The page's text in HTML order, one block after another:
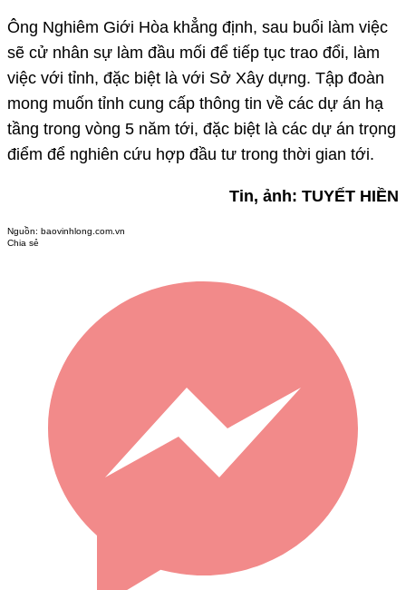
Ông Nghiêm Giới Hòa khẳng định, sau buổi làm việc
sẽ cử nhân sự làm đầu mối để tiếp tục trao đổi, làm
việc với tỉnh, đặc biệt là với Sở Xây dựng. Tập đoàn
mong muốn tỉnh cung cấp thông tin về các dự án hạ
tầng trong vòng 5 năm tới, đặc biệt là các dự án trọng
điểm để nghiên cứu hợp đầu tư trong thời gian tới.
Tin, ảnh: TUYẾT HIỀN
Nguồn: baovinhlong.com.vn
Chia sẻ